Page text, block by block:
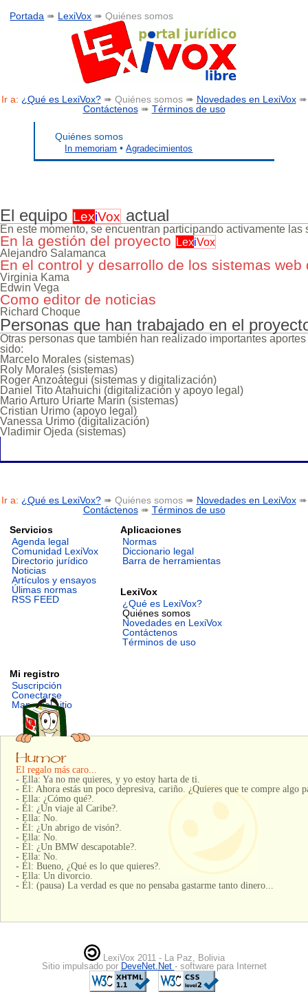
Portada ➠ LexiVox ➠ Quiénes somos
Ir a: ¿Qué es LexiVox?➠ Quiénes somos ➠ Novedades en LexiVox➠
Contáctenos➠ Términos de uso
Quiénes somos
In memoriam •Agradecimientos
El equipo LexiVox actual
En este momento, se encuentran participando activamente las
En la gestión del proyecto LexiVox
Alejandro Salamanca
En el control y desarrollo de los sistemas web
Virginia Kama
Edwin Vega
Como editor de noticias
Richard Choque
Personas que han trabajado en el
Otras personas que también han realizado importantes
sido:
Marcelo Morales (sistemas)
Roly Morales (sistemas)
Roger Anzoátegui (sistemas y digitalización)
Daniel Tito Atahuichi (digitalización y apoyo legal)
Mario Arturo Uriarte Marín (sistemas)
Cristian Urimo (apoyo legal)
Vanessa Urimo (digitalización)
Vladimir Ojeda (sistemas)
Ir a: ¿Qué es LexiVox?➠ Quiénes somos ➠ Novedades en LexiVox➠
Contáctenos➠ Términos de uso
Servicios
Agenda legal
Comunidad LexiVox
Directorio jurídico
Noticias
Artículos y ensayos
Úlimas normas
RSS FEED
Aplicaciones
Normas
Diccionario legal
Barra de herramientas
LexiVox
¿Qué es LexiVox?
Quiénes somos
Novedades en LexiVox
Contáctenos
Términos de uso
Mi registro
Suscripción
Conectarse
Mapa del sitio
El regalo más caro...
- Ella: Ya no me quieres, y yo estoy harta de ti.
- Él: Ahora estás un poco depresiva, cariño. ¿Quieres que te compre algo
- Ella: ¿Cómo qué?.
- Él: ¿Un viaje al Caribe?.
- Ella: No.
- Él: ¿Un abrigo de visón?.
- Ella: No.
- Él: ¿Un BMW descapotable?.
- Ella: No.
- Él: Bueno, ¿Qué es lo que quieres?.
- Ella: Un divorcio.
- Él: (pausa) La verdad es que no pensaba gastarme tanto dinero...
LexiVox 2011 - La Paz, Bolivia
Sitio impulsado por DeveNet.Net - software para Internet